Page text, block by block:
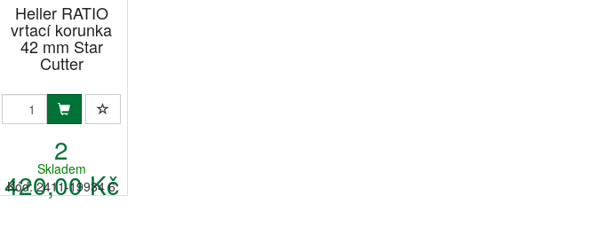
Heller RATIO
vrtací korunka
42 mm Star
Cutter
2
420,00 Kč
Skladem
Kód: 2411-19934 6